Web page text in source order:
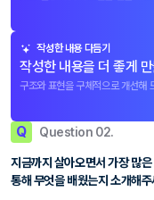
작성한 내용 다듬기
작성한 내용을 더 좋게
구조와 표현을 구체적으로 개선해
Q Question 02.
지금까지 살아오면서 가장 많
통해 무엇을 배웠는지 소개해주